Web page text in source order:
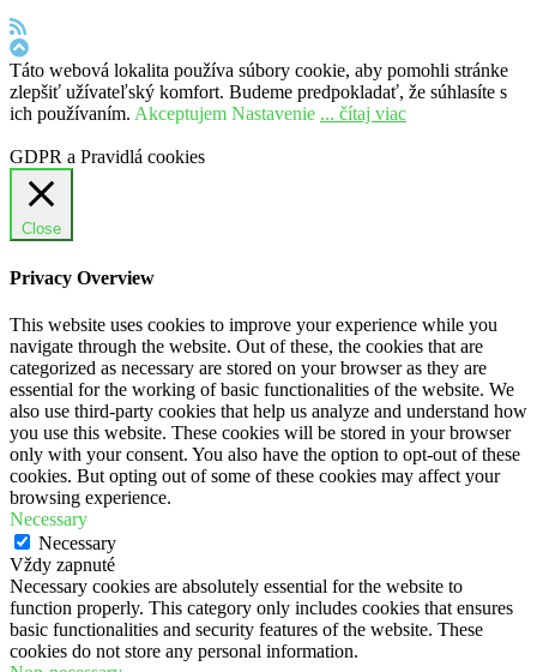
Táto webová lokalita používa súbory cookie, aby pomohli stránke
zlepšiť užívateľský komfort. Budeme predpokladať, že súhlasíte s
ich používaním. Akceptujem Nastavenie ... čítaj viac
GDPR a Pravidlá cookies
Close
Privacy Overview
This website uses cookies to improve your experience while you
navigate through the website. Out of these, the cookies that are
categorized as necessary are stored on your browser as they are
essential for the working of basic functionalities of the website. We
also use third-party cookies that help us analyze and understand how
you use this website. These cookies will be stored in your browser
only with your consent. You also have the option to opt-out of these
cookies. But opting out of some of these cookies may affect your
browsing experience.
Necessary
Necessary
Vždy zapnuté
Necessary cookies are absolutely essential for the website to
function properly. This category only includes cookies that ensures
basic functionalities and security features of the website. These
cookies do not store any personal information.